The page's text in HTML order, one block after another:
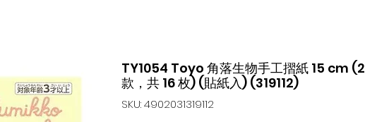
TY1054 Toyo 角落生物手工摺紙 15 cm (2
款，共 16 枚) (貼紙入) (319112)
SKU: 4902031319112